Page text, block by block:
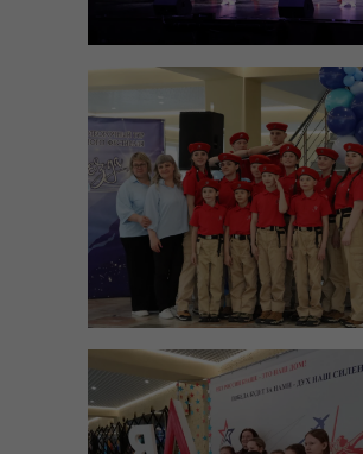
получения
контента